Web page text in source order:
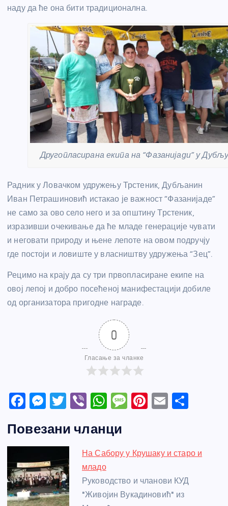
наду да ће она бити традиционална.
Другопласирана екипа на “Фазанијади” у
Радник у Ловачком удружењу Трстеник, Дубљанин
Иван Петрашиновић истакао је важност “Фазанијаде”
не само за ово село него и за општину Трстеник,
изразивши очекивање да ће младе генерације чувати
и неговати природу и њене лепоте на овом подручју
где постоји и ловиште у власништву удружења “Зец”.
Рецимо на крају да су три првопласиране екипе на
овој лепој и добро посећеној манифестацији добиле
од организатора пригодне награде.
0
Гласање за чланке
F
c
e
b
o
o
M
ss
e
n
g
er
T
itt
er
Vi
er
W
at
s
p
p
M
a
e
Pi
e
E
e
Повезани чланци
На Сабору у Крушаку и старо и
младо
Руководство и чланови КУД
"Живојин Вукадиновић" из